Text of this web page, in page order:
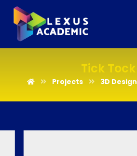
Tick Tock
Projects 3D Design